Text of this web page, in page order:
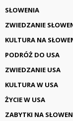
SŁOWENIA
ZWIEDZANIE
KULTURA NA
PODRÓŻ DO USA
ZWIEDZANIE USA
KULTURA W USA
ŻYCIE W USA
ZABYTKI NA